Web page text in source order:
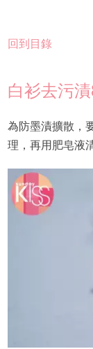
回到目錄
白衫去污
為防墨漬擴散，
理，再用肥皂液